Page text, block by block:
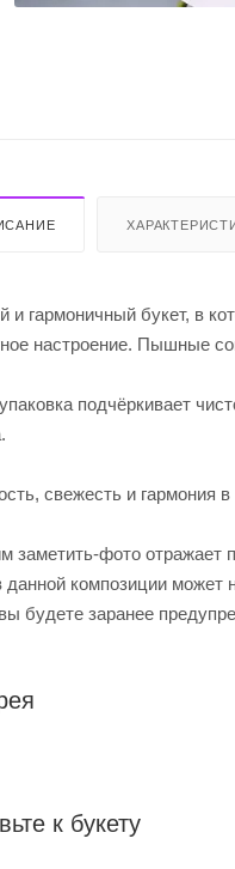
и гармоничный букет, в
настроение. Пышные
подчёркивает
свежесть и гармония
заметить-фото отражает
данной композиции может
будете заранее
к букету